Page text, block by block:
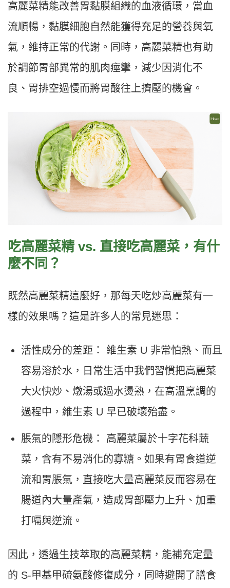
高麗菜精能改善胃黏膜組織的血液循環，當血
流順暢，黏膜細胞自然能獲得充足的營養與氧
氣，維持正常的代謝。同時，高麗菜精也有助
於調節胃部異常的肌肉痙攣，減少因消化不
良、胃排空過慢而將胃酸往上擠壓的機會。
吃高麗菜精 vs. 直接吃高麗菜，有什
麼不同？
既然高麗菜精這麼好，那每天吃炒高麗菜有一
樣的效果嗎？這是許多人的常見迷思：
活性成分的差距： 維生素 U 非常怕熱、而且
容易溶於水，日常生活中我們習慣把高麗菜
大火快炒、燉湯或過水燙熟，在高溫烹調的
過程中，維生素 U 早已破壞殆盡。
脹氣的隱形危機： 高麗菜屬於十字花科蔬
菜，含有不易消化的寡糖。如果有胃食道逆
流和胃脹氣，直接吃大量高麗菜反而容易在
腸道內大量產氣，造成胃部壓力上升、加重
打嗝與逆流。
因此，透過生技萃取的高麗菜精，能補充定量
的 S-甲基甲硫氨酸修復成分，同時避開了膳食